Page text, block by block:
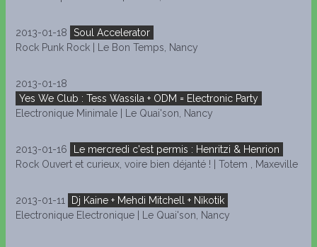
2013-01-18
Soul Accelerator
Rock Punk Rock | Le Bon Temps, Nancy
2013-01-18
Yes We Club : Tess Wassila + ODM = Electronic Party
Electronique Minimale | Le Quai'son, Nancy
2013-01-16
Le mercredi c'est permis : Henritzi & Henrion
Rock Ouvert et curieux, voire bien déjanté ! | Totem , Maxeville
2013-01-11
Dj Kaine + Mehdi Mitchell + Nikotik
Electronique Electronique | Le Quai'son, Nancy